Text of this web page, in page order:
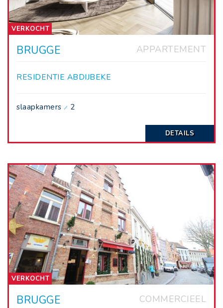
VERKOCHT
BRUGGE APPARTEMENT
RESIDENTIE ABDIJBEKE
slaapkamers 2
DETAILS
VERKOCHT
BRUGGE COMMERCIEEL